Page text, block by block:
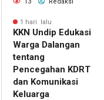
1 hari lalu
KKN Undip Edukasi
Warga Dalangan
tentang
Pencegahan KDRT
dan Komunikasi
Keluarga